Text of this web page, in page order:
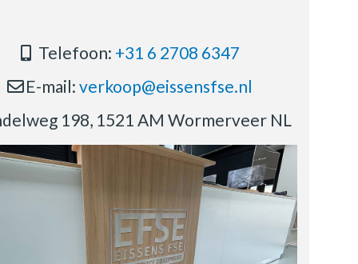
Telefoon: +31 6 2708 6347
E-mail:verkoop@eissensfse.nl
198, 1521 AM Wormerveer NL